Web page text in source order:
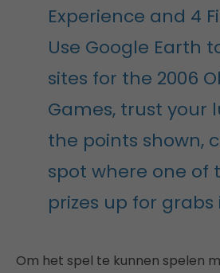
Experience and 4
Use Google Earth
sites for the 2006
Games, trust your
the points shown,
spot where one of
prizes up for grabs
Om het spel te kunnen spelen